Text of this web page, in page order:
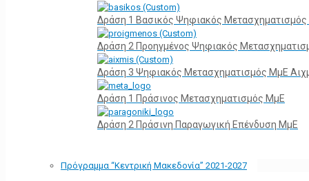
Δράση 1 Βασικός Ψηφιακός
Δράση 2 Προηγμένος Ψηφιακός
Δράση 3 Ψηφιακός Μετασχηματισμός ΜμΕ
Δράση 1 Πράσινος Μετασχηματισμός ΜμΕ
Δράση 2 Πράσινη Παραγωγική Επένδυση ΜμΕ
Πρόγραμμα “Κεντρική Μακεδονία” 2021-2027